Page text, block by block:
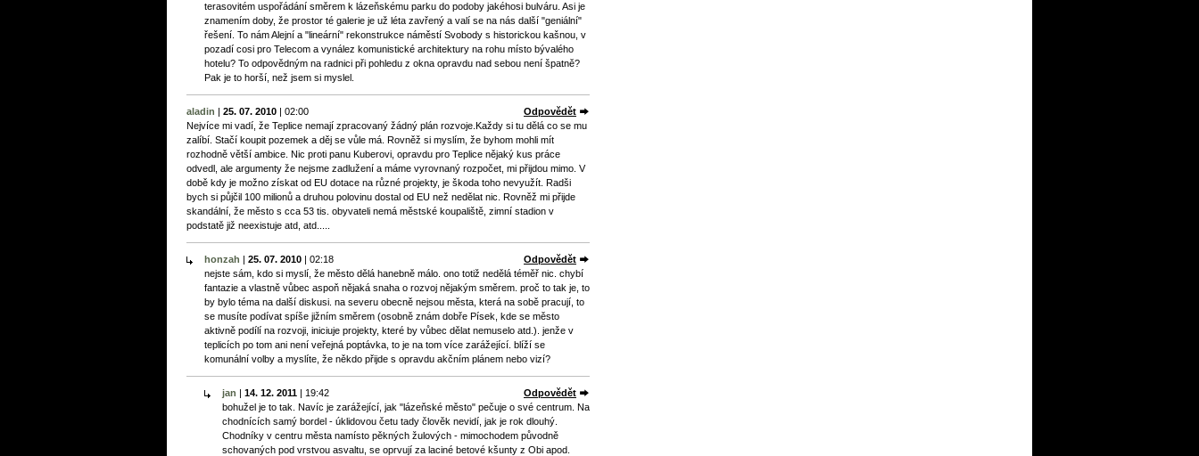
terasovitém uspořádání směrem k lázeňskému parku do podoby jakéhosi bulváru. Asi je
znamením doby, že prostor té galerie je už léta zavřený a valí se na nás další "geniální"
řešení. To nám Alejní a "lineární" rekonstrukce náměstí Svobody s historickou kašnou, v
pozadí cosi pro Telecom a vynález komunistické architektury na rohu místo bývalého
hotelu? To odpovědným na radnici při pohledu z okna opravdu nad sebou není špatně?
Pak je to horší, než jsem si myslel.
aladin | 25. 07. 2010 | 02:00
Odpovědět
Nejvíce mi vadí, že Teplice nemají zpracovaný žádný plán rozvoje.Každy si tu dělá co se mu
zalíbí. Stačí koupit pozemek a děj se vůle má. Rovněž si myslím, že byhom mohli mít
rozhodně větší ambice. Nic proti panu Kuberovi, opravdu pro Teplice nějaký kus práce
odvedl, ale argumenty že nejsme zadlužení a máme vyrovnaný rozpočet, mi přijdou mimo. V
době kdy je možno získat od EU dotace na různé projekty, je škoda toho nevyužít. Radši
bych si půjčil 100 milionů a druhou polovinu dostal od EU než nedělat nic. Rovněž mi přijde
skandální, že město s cca 53 tis. obyvateli nemá městské koupaliště, zimní stadion v
podstatě již neexistuje atd, atd.....
honzah | 25. 07. 2010 | 02:18
Odpovědět
nejste sám, kdo si myslí, že město dělá hanebně málo. ono totiž nedělá téměř nic. chybí
fantazie a vlastně vůbec aspoň nějaká snaha o rozvoj nějakým směrem. proč to tak je, to
by bylo téma na další diskusi. na severu obecně nejsou města, která na sobě pracují, to
se musíte podívat spíše jižním směrem (osobně znám dobře Písek, kde se město
aktivně podílí na rozvoji, iniciuje projekty, které by vůbec dělat nemuselo atd.). jenže v
teplicích po tom ani není veřejná poptávka, to je na tom více zarážející. blíží se
komunální volby a myslíte, že někdo přijde s opravdu akčním plánem nebo vizí?
jan | 14. 12. 2011 | 19:42
Odpovědět
bohužel je to tak. Navíc je zarážející, jak "lázeňské město" pečuje o své centrum. Na
chodnících samý bordel - úklidovou četu tady člověk nevidí, jak je rok dlouhý.
Chodníky v centru města namísto pěkných žulových - mimochodem původně
schovaných pod vrstvou asvaltu, se oprvují za laciné betové kšunty z Obi apod.